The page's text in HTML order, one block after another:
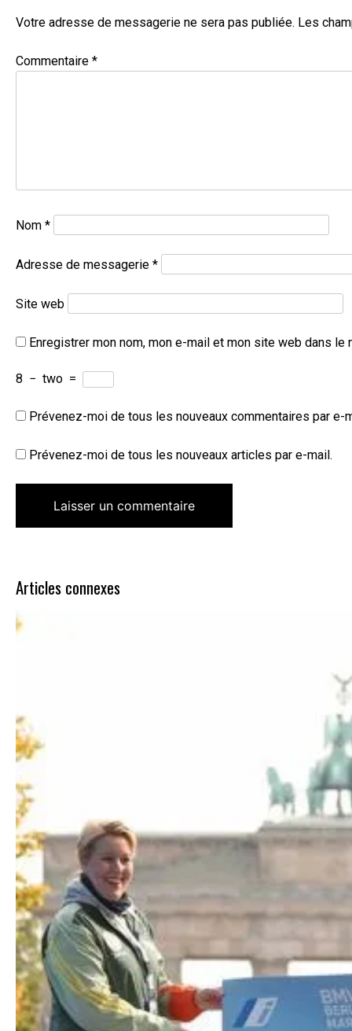
Votre adresse de messagerie ne sera pas publiée. Les
Commentaire *
Nom *
Adresse de messagerie *
Site web
Enregistrer mon nom, mon e-mail et mon site web dans le
8 − two =
Prévenez-moi de tous les nouveaux commentaires par e-
Prévenez-moi de tous les nouveaux articles par e-mail.
Articles connexes